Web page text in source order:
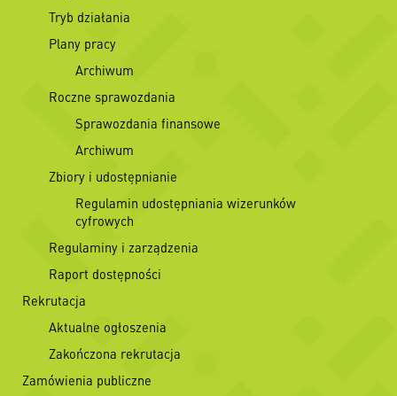
Tryb działania
Plany pracy
Archiwum
Roczne sprawozdania
Sprawozdania finansowe
Archiwum
Zbiory i udostępnianie
Regulamin udostępniania wizerunków
cyfrowych
Regulaminy i zarządzenia
Raport dostępności
Rekrutacja
Aktualne ogłoszenia
Zakończona rekrutacja
Zamówienia publiczne